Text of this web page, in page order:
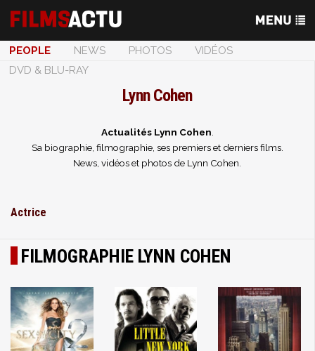
PEOPLE NEWS PHOTOS
VIDÉOS
DVD & BLU-RAY
Lynn Cohen
Actualités Lynn Cohen
Sa biographie, filmographie, ses premiers et derniers films.
News, vidéos et photos de Lynn Cohen.
Actrice
FILMOGRAPHIE LYNN COHEN